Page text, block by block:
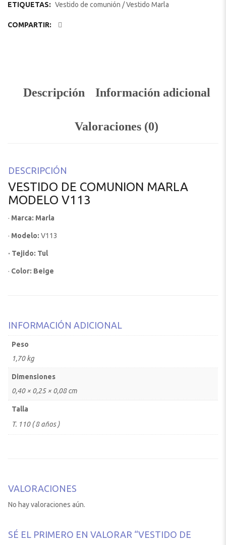
ETIQUETAS: Vestido de comunión /Vestido Marla
COMPARTIR:
Descripción Información adicional
Valoraciones (0)
DESCRIPCIÓN
VESTIDO DE COMUNION MARLA
MODELO V113
· Marca: Marla
· Modelo: V113
· Tejido: Tul
· Color: Beige
INFORMACIÓN ADICIONAL
Peso
1,70 kg
Dimensiones
0,40 × 0,25 × 0,08 cm
Talla
T. 110 ( 8 años )
VALORACIONES
No hay valoraciones aún.
SÉ EL PRIMERO EN VALORAR “VESTIDO DE